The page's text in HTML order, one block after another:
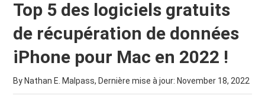
Top 5 des logiciels gratuits
de récupération de données
iPhone pour Mac en 2022 !
By Nathan E. Malpass, Dernière mise à jour: November 18, 2022